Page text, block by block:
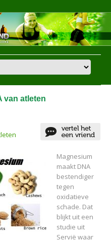
van atleten
Magnesium
maakt DNA
bestendiger
tegen
oxidatieve
schade. Dat
blijkt uit een
studie uit
Servië waar